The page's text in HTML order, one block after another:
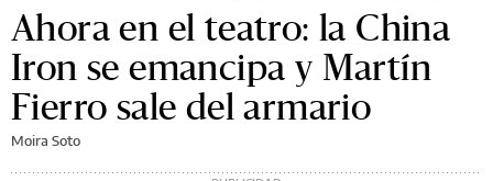
Ahora en el teatro: la China
Iron se emancipa y Martín
Fierro sale del armario
Moira Soto